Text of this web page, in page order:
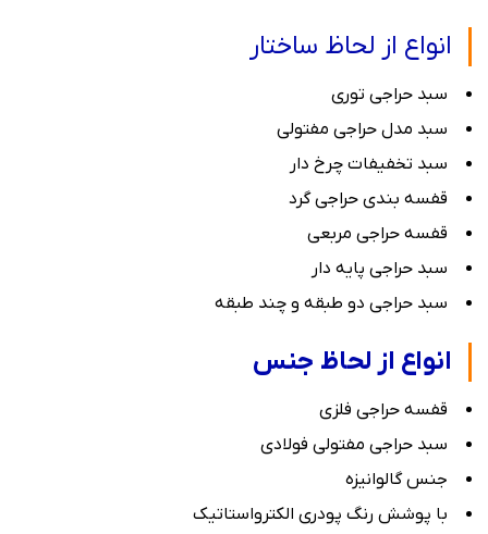
انواع از لحاظ ساختار
سبد حراجی توری
سبد مدل حراجی مفتولی
سبد تخفیفات چرخ‌ دار
قفسه بندی حراجی گرد
قفسه حراجی مربعی
سبد حراجی پایه دار
سبد حراجی دو طبقه و چند طبقه
انواع از لحاظ جنس
قفسه حراجی فلزی
سبد حراجی مفتولی فولادی
جنس گالوانیزه
با پوشش رنگ پودری الکترواستاتیک